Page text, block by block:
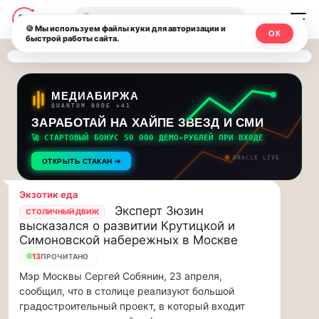
Последние
новости
и
обновления
потока:
Друзья,
приглашаем
на
музыкальную
прогулку
по
Москве
Чайковского!…
приглашаем
на
музыкальную
Москвичи.net
—
Главный
столичный
чат-
мессенджер,
новости
и
инсайды
Москвы
🔍
МЕДИАБИРЖА
QUANTUM NODE v41
ЗАРАБОТАЙ НА ХАЙПЕ ЗВЕЗД И СМИ
🚀 СТАРТОВЫЙ БОНУС 50 000 ДЕМО-РУБЛЕЙ ПРИ ВХОДЕ
ОТКРЫТЬ СТАКАН ➔ ORACLE LIVE
Экзотик еда
СТОЛИЧНЫЙ ДВИЖ
Эксперт Зюзин
высказался о развитии Крутицкой и
Симоновской набережных в Москве
13ПРОЧИТАНО
Мэр Москвы Сергей Собянин, 23 апреля,
сообщил, что в столице реализуют большой
градостроительный проект, в который входит
🍪 Мы используем файлы куки для авторизации и
быстрой работы сайта.
ОК